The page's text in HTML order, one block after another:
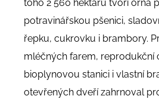
toho 2 560 hektarů tvoří orná
potravinářskou pšenici,
řepku, cukrovku i brambory.
mléčných farem, reprodukční
bioplynovou stanici i vlastní
otevřených dveří zahrnoval